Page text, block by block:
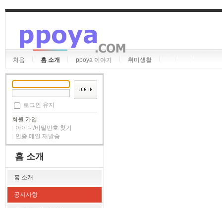
처음 홈 소개 ppoya 이야기 취미생활
로그인 유지
회원 가입
아이디/비밀번호 찾기
인증 메일 재발송
홈 소개
홈 소개
공지사항